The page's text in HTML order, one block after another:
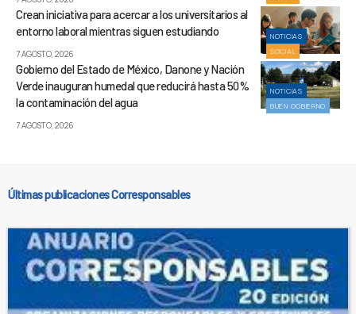
NOTICIAS
SOCIAL
Crean iniciativa para acercar a los universitarios al
entorno laboral mientras siguen estudiando
7 AGOSTO, 2026
NOTICIAS
BUEN GOBIERNO
Gobierno del Estado de México, Danone y Nación
Verde inauguran humedal que reducirá hasta 50%
la contaminación del agua
7 AGOSTO, 2026
Últimas publicaciones Corresponsables